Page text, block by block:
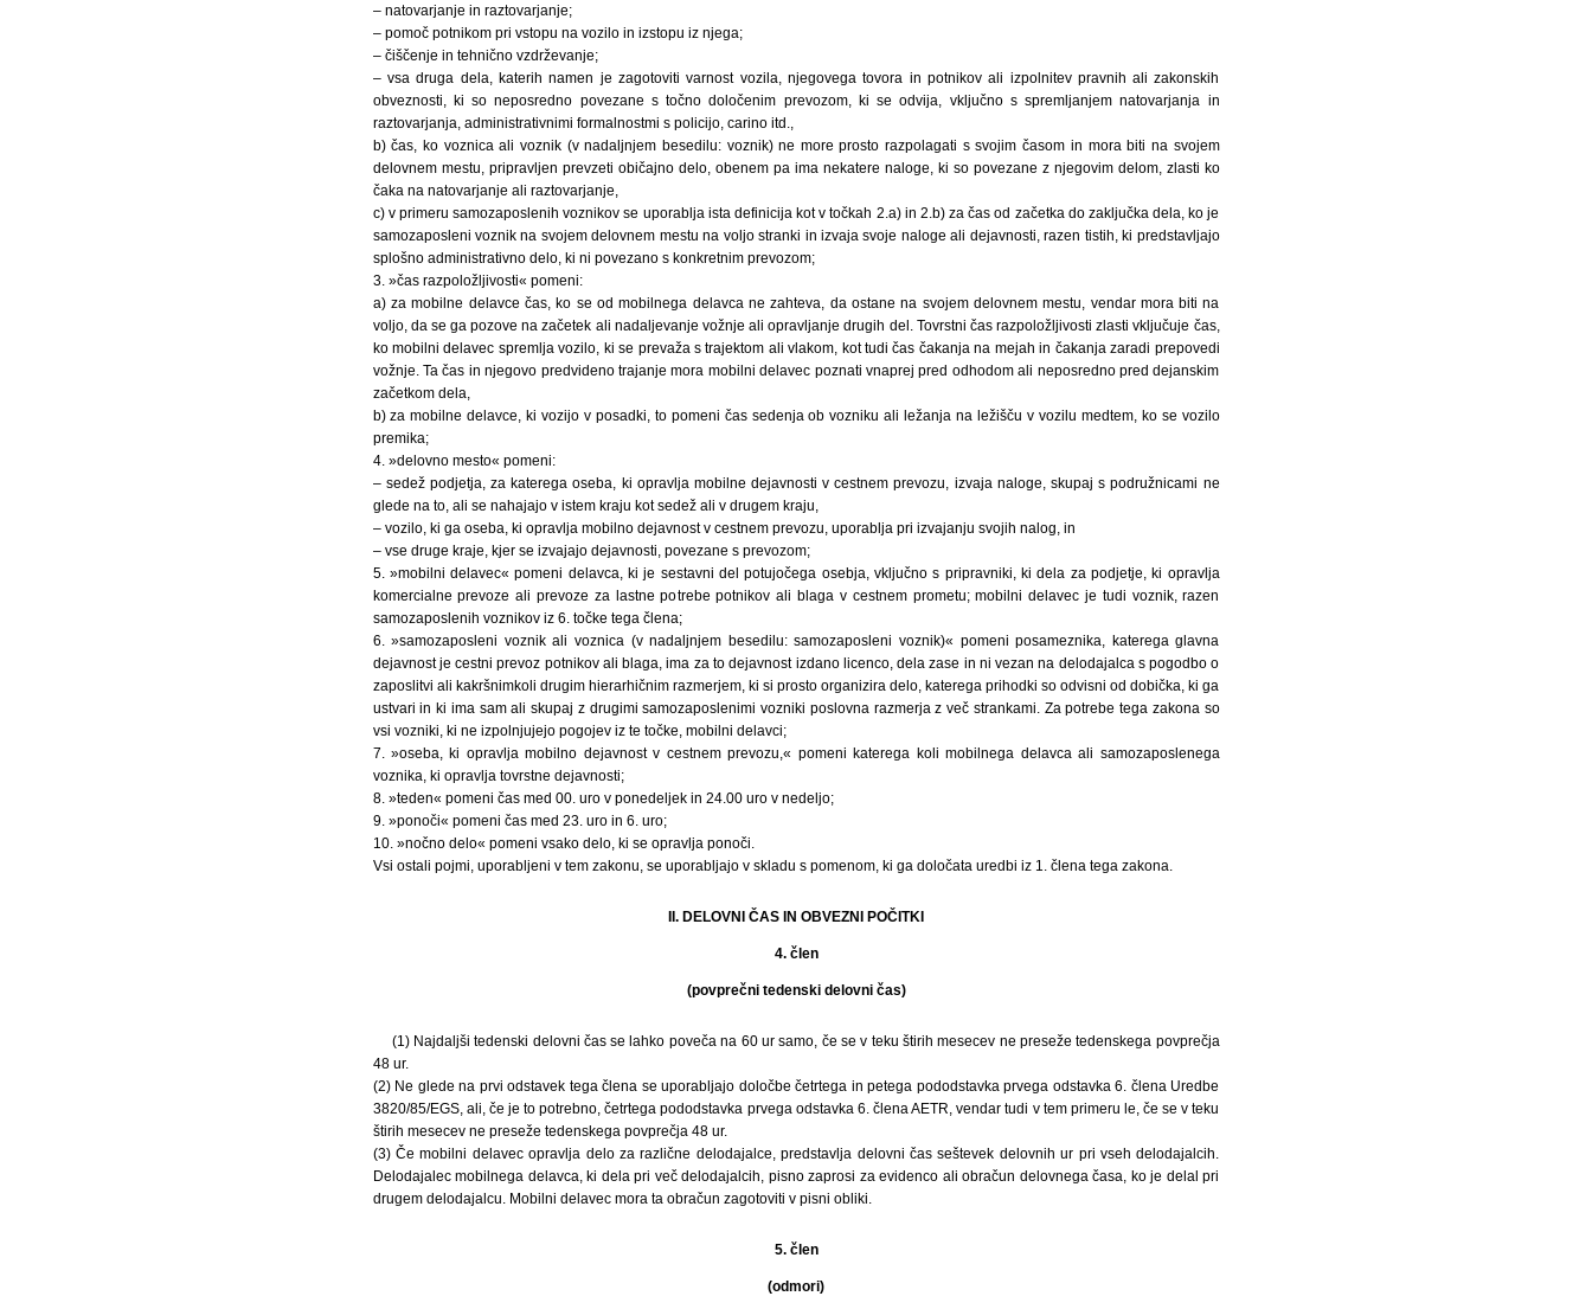
– natovarjanje in raztovarjanje;
– pomoč potnikom pri vstopu na vozilo in izstopu iz njega;
– čiščenje in tehnično vzdrževanje;
– vsa druga dela, katerih namen je zagotoviti varnost vozila, njegovega tovora in potnikov ali izpolnitev pravnih ali zakonskih
obveznosti, ki so neposredno povezane s točno določenim prevozom, ki se odvija, vključno s spremljanjem natovarjanja in
raztovarjanja, administrativnimi formalnostmi s policijo, carino itd.,
b) čas, ko voznica ali voznik (v nadaljnjem besedilu: voznik) ne more prosto razpolagati s svojim časom in mora biti na svojem
delovnem mestu, pripravljen prevzeti običajno delo, obenem pa ima nekatere naloge, ki so povezane z njegovim delom, zlasti ko
čaka na natovarjanje ali raztovarjanje,
c) v primeru samozaposlenih voznikov se uporablja ista definicija kot v točkah 2.a) in 2.b) za čas od začetka do zaključka dela, ko je
samozaposleni voznik na svojem delovnem mestu na voljo stranki in izvaja svoje naloge ali dejavnosti, razen tistih, ki predstavljajo
splošno administrativno delo, ki ni povezano s konkretnim prevozom;
3. »čas razpoložljivosti« pomeni:
a) za mobilne delavce čas, ko se od mobilnega delavca ne zahteva, da ostane na svojem delovnem mestu, vendar mora biti na
voljo, da se ga pozove na začetek ali nadaljevanje vožnje ali opravljanje drugih del. Tovrstni čas razpoložljivosti zlasti vključuje čas,
ko mobilni delavec spremlja vozilo, ki se prevaža s trajektom ali vlakom, kot tudi čas čakanja na mejah in čakanja zaradi prepovedi
vožnje. Ta čas in njegovo predvideno trajanje mora mobilni delavec poznati vnaprej pred odhodom ali neposredno pred dejanskim
začetkom dela,
b) za mobilne delavce, ki vozijo v posadki, to pomeni čas sedenja ob vozniku ali ležanja na ležišču v vozilu medtem, ko se vozilo
premika;
4. »delovno mesto« pomeni:
– sedež podjetja, za katerega oseba, ki opravlja mobilne dejavnosti v cestnem prevozu, izvaja naloge, skupaj s podružnicami ne
glede na to, ali se nahajajo v istem kraju kot sedež ali v drugem kraju,
– vozilo, ki ga oseba, ki opravlja mobilno dejavnost v cestnem prevozu, uporablja pri izvajanju svojih nalog, in
– vse druge kraje, kjer se izvajajo dejavnosti, povezane s prevozom;
5. »mobilni delavec« pomeni delavca, ki je sestavni del potujočega osebja, vključno s pripravniki, ki dela za podjetje, ki opravlja
komercialne prevoze ali prevoze za lastne potrebe potnikov ali blaga v cestnem prometu; mobilni delavec je tudi voznik, razen
samozaposlenih voznikov iz 6. točke tega člena;
6. »samozaposleni voznik ali voznica (v nadaljnjem besedilu: samozaposleni voznik)« pomeni posameznika, katerega glavna
dejavnost je cestni prevoz potnikov ali blaga, ima za to dejavnost izdano licenco, dela zase in ni vezan na delodajalca s pogodbo o
zaposlitvi ali kakršnimkoli drugim hierarhičnim razmerjem, ki si prosto organizira delo, katerega prihodki so odvisni od dobička, ki ga
ustvari in ki ima sam ali skupaj z drugimi samozaposlenimi vozniki poslovna razmerja z več strankami. Za potrebe tega zakona so
vsi vozniki, ki ne izpolnjujejo pogojev iz te točke, mobilni delavci;
7. »oseba, ki opravlja mobilno dejavnost v cestnem prevozu,« pomeni katerega koli mobilnega delavca ali samozaposlenega
voznika, ki opravlja tovrstne dejavnosti;
8. »teden« pomeni čas med 00. uro v ponedeljek in 24.00 uro v nedeljo;
9. »ponoči« pomeni čas med 23. uro in 6. uro;
10. »nočno delo« pomeni vsako delo, ki se opravlja ponoči.
Vsi ostali pojmi, uporabljeni v tem zakonu, se uporabljajo v skladu s pomenom, ki ga določata uredbi iz 1. člena tega zakona.
II. DELOVNI ČAS IN OBVEZNI POČITKI
4. člen
(povprečni tedenski delovni čas)
(1) Najdaljši tedenski delovni čas se lahko poveča na 60 ur samo, če se v teku štirih mesecev ne preseže tedenskega povprečja
48 ur.
(2) Ne glede na prvi odstavek tega člena se uporabljajo določbe četrtega in petega pododstavka prvega odstavka 6. člena Uredbe
3820/85/EGS, ali, če je to potrebno, četrtega pododstavka prvega odstavka 6. člena AETR, vendar tudi v tem primeru le, če se v teku
štirih mesecev ne preseže tedenskega povprečja 48 ur.
(3) Če mobilni delavec opravlja delo za različne delodajalce, predstavlja delovni čas seštevek delovnih ur pri vseh delodajalcih.
Delodajalec mobilnega delavca, ki dela pri več delodajalcih, pisno zaprosi za evidenco ali obračun delovnega časa, ko je delal pri
drugem delodajalcu. Mobilni delavec mora ta obračun zagotoviti v pisni obliki.
5. člen
(odmori)